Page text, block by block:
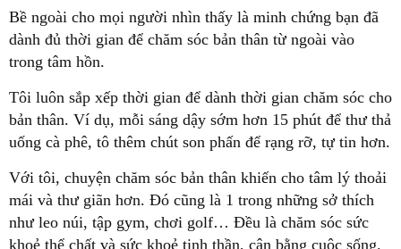
Bề ngoài cho mọi người nhìn thấy là minh chứng bạn đã
dành đủ thời gian để chăm sóc bản thân từ ngoài vào
trong tâm hồn.
Tôi luôn sắp xếp thời gian để dành thời gian chăm sóc cho
bản thân. Ví dụ, mỗi sáng dậy sớm hơn 15 phút để thư thả
uống cà phê, tô thêm chút son phấn để rạng rỡ, tự tin hơn.
Với tôi, chuyện chăm sóc bản thân khiến cho tâm lý thoải
mái và thư giãn hơn. Đó cũng là 1 trong những sở thích
như leo núi, tập gym, chơi golf… Đều là chăm sóc sức
khoẻ thể chất và sức khoẻ tinh thần, cân bằng cuộc sống.